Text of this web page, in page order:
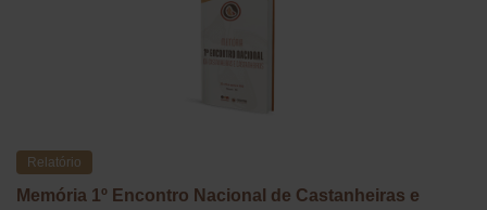
Relatório
Memória 1º Encontro Nacional de Castanheiras e